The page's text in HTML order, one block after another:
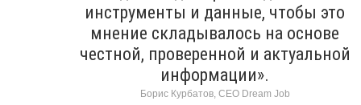
инструменты и данные, чтобы это
мнение складывалось на основе
честной, проверенной и актуальной
информации».
Борис Курбатов, CEO Dream Job